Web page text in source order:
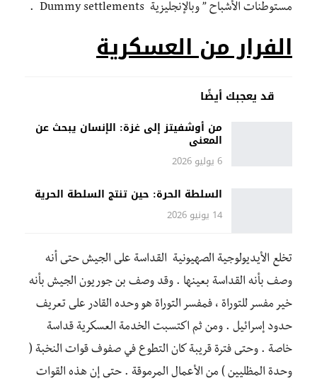
مستوطنات الأشباح ” وبالإنجليزية Dummy settlements .
الفرار من العسكرية
قد يعجبك أيضًا
من أوشفيتز إلى غزة: الإنسان يبحث عن
المعنى
6 يوليو 2026
السلطة الحرة: حين تنتج السلطة الحرية
14 يونيو 2026
تخلع الأيديولوجية الصهيونية القداسة على الجيش حتى أنه
وصف بأنه القداسة بعينها . وقد وصف بن جوريون الجيش بأنه
خير مفسر للتوراة ، فمفسر التوراة هو وحده القادر على تعريف
حدود إسرائيل . ومن ثم اكتسبت الخدمة العسكرية قداسة
خاصة . وحتى فترة قريبة كان التطوع في صفوف قوات النخبة (
وحدة المظليين ) من الأعمال المرموقة . حتى إن هذه القوات